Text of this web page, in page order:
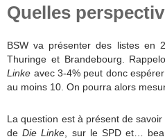
Quelles
BSW va présenter des listes en
Thuringe et Brandebourg.
Linke avec 3-4% peut donc
au moins 10. On pourra alors
La question est à présent de
deDie Linke , sur le SPD et…